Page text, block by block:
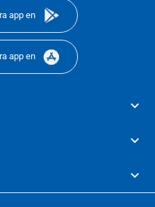
app en
app en